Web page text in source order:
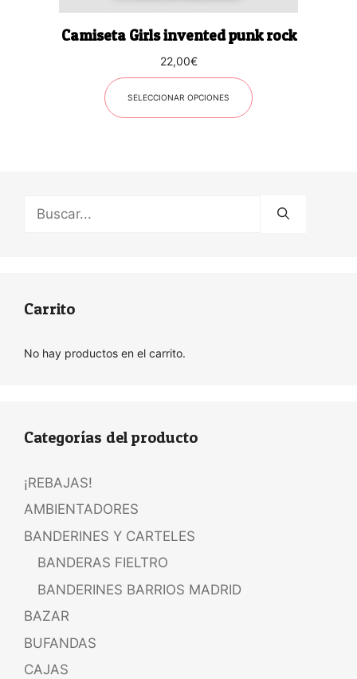
Camiseta Girls invented punk rock
22,00€
SELECCIONAR OPCIONES
Carrito
No hay productos en el carrito.
Categorías del producto
¡REBAJAS!
AMBIENTADORES
BANDERINES Y CARTELES
BANDERAS FIELTRO
BANDERINES BARRIOS MADRID
BAZAR
BUFANDAS
CAJAS